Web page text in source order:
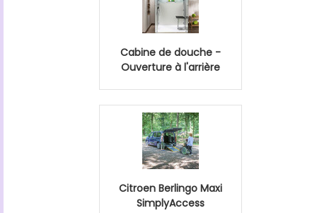
Cabine de douche -
Ouverture à l'arrière
Citroen Berlingo Maxi
SimplyAccess